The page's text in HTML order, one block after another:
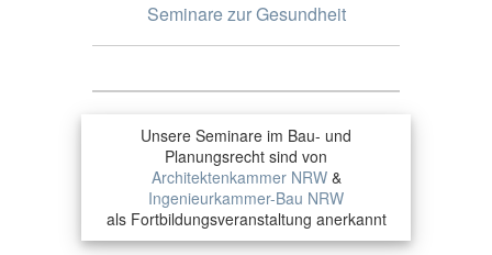
Seminare zur Gesundheit
Unsere Seminare im Bau- und
Planungsrecht sind von
Architektenkammer NRW&
Ingenieurkammer-Bau NRW
als Fortbildungsveranstaltung anerkannt